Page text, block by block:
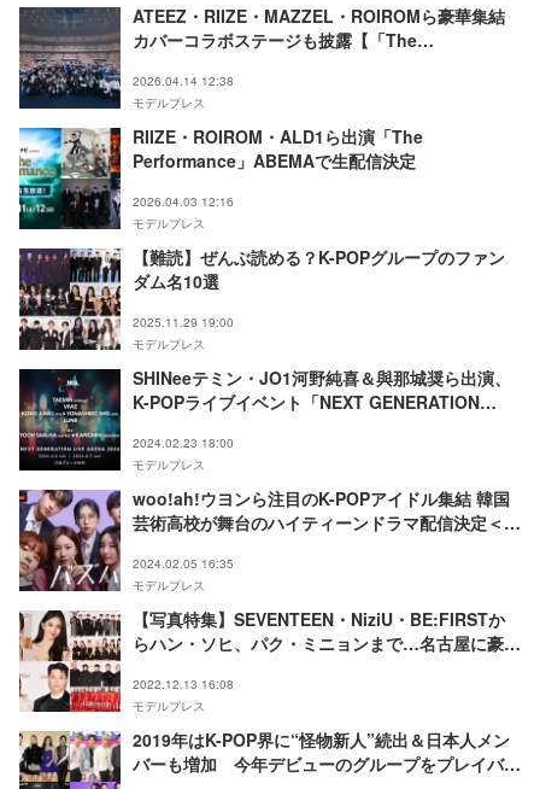
ATEEZ・RIIZE・MAZZEL・ROIROMら豪華集結
カバーコラボステージも披露【「The
2026.04.14 12:38
モデルプレス
RIIZE・ROIROM・ALD1ら出演「The
Performance」ABEMAで生配信決定
2026.04.03 12:16
モデルプレス
【難読】ぜんぶ読める？K-POPグループのファン
ダム名10選
2025.11.29 19:00
モデルプレス
SHINeeテミン・JO1河野純喜＆與那城奨ら出演、
K-POPライブイベント「NEXT GENERATION
2024.02.23 18:00
モデルプレス
woo!ah!ウヨンら注目のK-POPアイドル集結 韓国
芸術高校が舞台のハイティーンドラマ配信決定＜バ
2024.02.05 16:35
モデルプレス
【写真特集】SEVENTEEN・NiziU・BE:FIRSTか
らハン・ソヒ、パク・ミニョンまで…名古屋に豪華
2022.12.13 16:08
モデルプレス
2019年はK-POP界に“怪物新人”続出＆日本人メン
バーも増加 今年デビューのグループをプレイバッ